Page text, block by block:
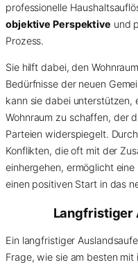
professionelle
objektive Perspektive und
Prozess.
Sie hilft dabei, den
Bedürfnisse der neuen
kann sie dabei unterstützen,
Wohnraum zu schaffen, der
Parteien widerspiegelt.
Konflikten, die oft mit der
einhergehen, ermöglicht
einen positiven Start in das
Langfristiger
Ein langfristiger
Frage, wie sie am besten